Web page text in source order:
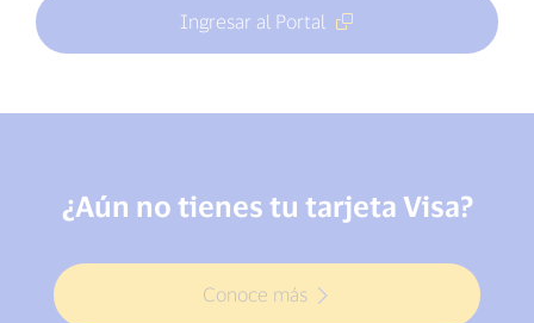
Ingresar al Portal
¿Aún no tienes tu tarjeta Visa?
Conoce más